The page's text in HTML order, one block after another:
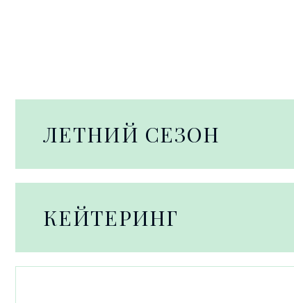
ЛЕТНИЙ СЕЗОН
КЕЙТЕРИНГ